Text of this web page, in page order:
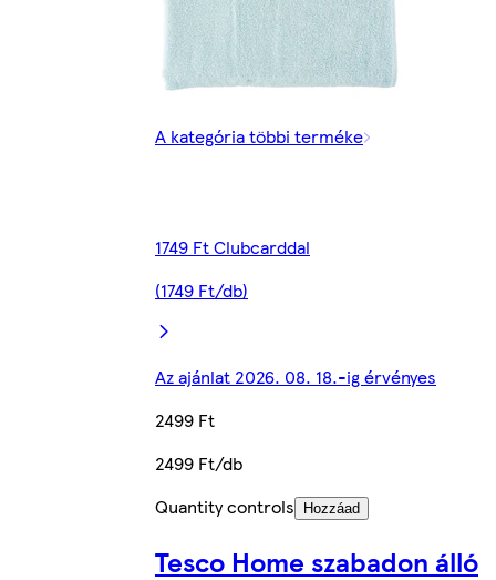
A kategória többi terméke
1749 Ft Clubcarddal
(1749 Ft/db)
Az ajánlat 2026. 08. 18.-ig érvényes
2499 Ft
2499 Ft/db
Quantity controls
Hozzáad
Tesco Home szabadon álló